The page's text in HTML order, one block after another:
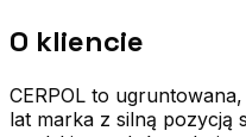
O kliencie
CERPOL to
lat marka z silną pozycją